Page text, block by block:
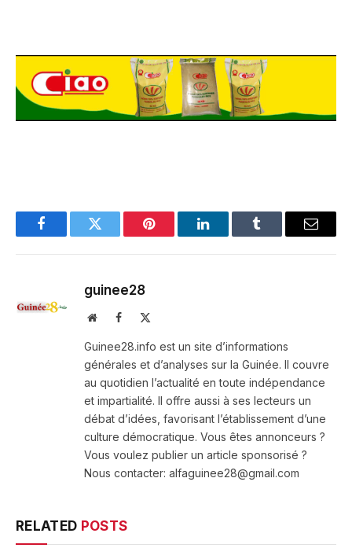
FacebookTwitter Pinterest LinkedInTumblr Email
guinee28
WebsiteFacebook
Guinee28.info est un site d’informations
générales et d’analyses sur la Guinée. Il couvre
au quotidien l’actualité en toute indépendance
et impartialité. Il offre aussi à ses lecteurs un
débat d’idées, favorisant l’établissement d’une
culture démocratique. Vous êtes annonceurs ?
Vous voulez publier un article sponsorisé ?
Nous contacter: alfaguinee28@gmail.com
RELATED POSTS